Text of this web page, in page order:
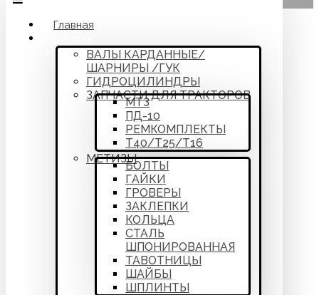
Главная
ВАЛЫ КАРДАННЫЕ/
ШАРНИРЫ /ГУК
ГИДРОЦИЛИНДРЫ
ЗАПЧАСТИ ДЛЯ ТРАКТОРОВ
МТЗ
ПД-10
РЕМКОМПЛЕКТЫ
Т40/Т25/Т16
МЕТИЗЫ
БОЛТЫ
ГАЙКИ
ГРОВЕРЫ
ЗАКЛЕПКИ
КОЛЬЦА
СТАЛЬ
ШПОНИРОВАННАЯ
ТАВОТНИЦЫ
ШАЙБЫ
ШПЛИНТЫ